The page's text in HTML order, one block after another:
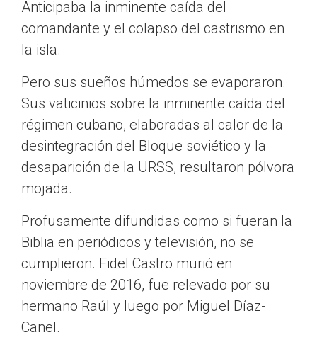
Anticipaba la inminente caída del
comandante y el colapso del castrismo en
la isla.
Pero sus sueños húmedos se evaporaron.
Sus vaticinios sobre la inminente caída del
régimen cubano, elaboradas al calor de la
desintegración del Bloque soviético y la
desaparición de la URSS, resultaron pólvora
mojada.
Profusamente difundidas como si fueran la
Biblia en periódicos y televisión, no se
cumplieron. Fidel Castro murió en
noviembre de 2016, fue relevado por su
hermano Raúl y luego por Miguel Díaz-
Canel.